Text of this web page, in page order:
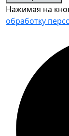
Нажимая на
обработку